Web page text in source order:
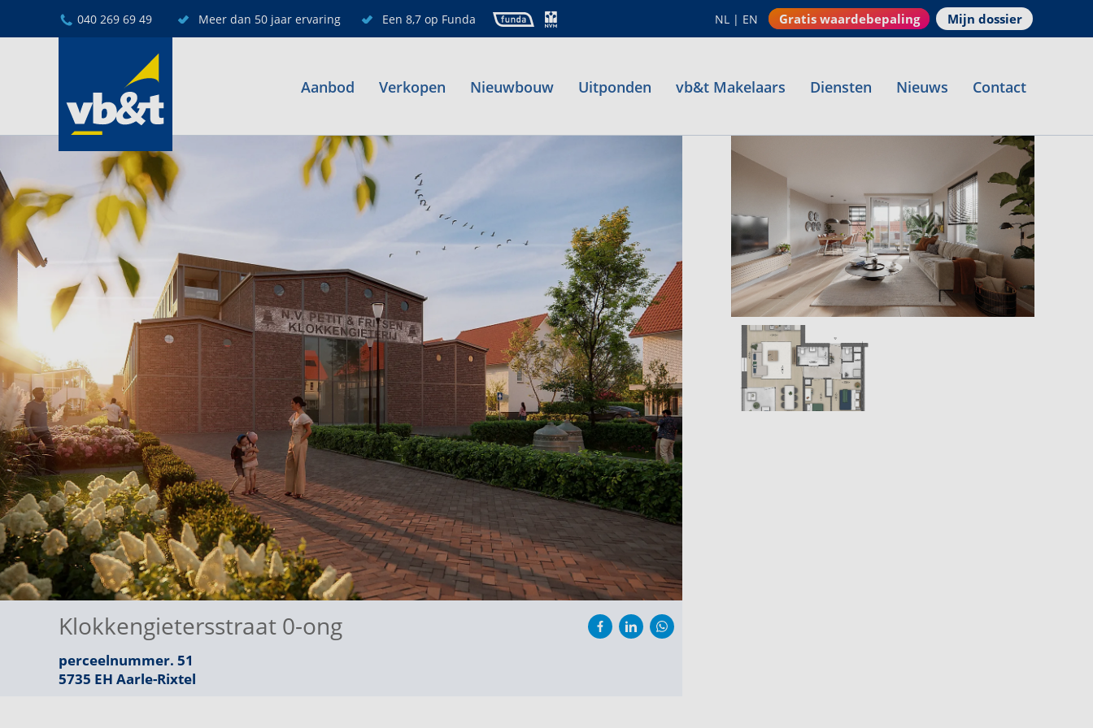
040 269 69 49 Meer dan 50 jaar ervaring Een 8,7 op Funda NL | EN Gratis waardebepaling Mijn dossier
Aanbod Verkopen Nieuwbouw Uitponden vb&t Makelaars Diensten Nieuws Contact
Klokkengietersstraat 0-ong
perceelnummer. 51
5735 EH Aarle-Rixtel